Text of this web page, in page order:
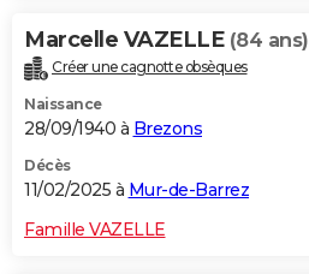
Marcelle VAZELLE (84 ans)
Créer une cagnotte obsèques
Naissance
28/09/1940 à Brezons
Décès
11/02/2025 à Mur-de-Barrez
Famille VAZELLE